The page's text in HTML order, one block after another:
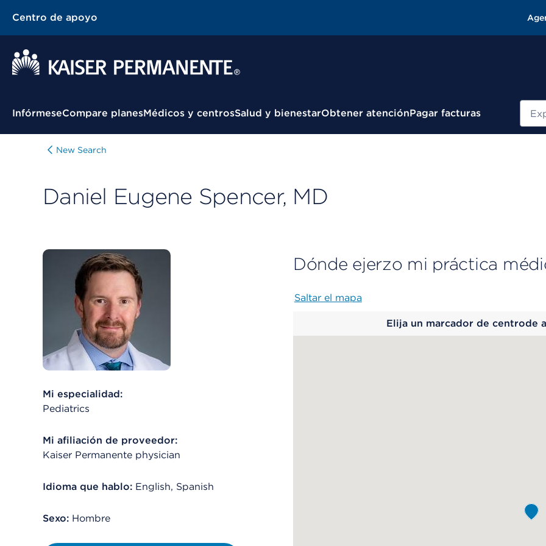
Centro de apoyo
Menú contextual
InfórmeseCompare planesMédicos y centrosSalud y bienestarObtener atenciónPagar facturas
New Search
Daniel Eugene Spencer, MD
Mi especialidad:
Pediatrics
Mi afiliación de proveedor:
Kaiser Permanente physician
Idioma que hablo: English, Spanish
Sexo: Hombre
Dónde ejerzo mi práctica
Saltar el mapa
Elija un marcador de centrode